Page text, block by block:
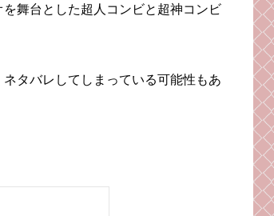
舞台とした超人コンビと超神コンビ
タバレしてしまっている可能性もあ